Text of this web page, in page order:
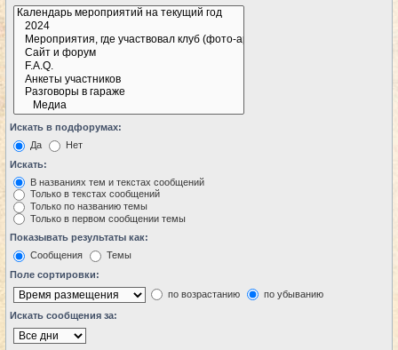
Искать в подфорумах:
Да
Нет
Искать:
В названиях тем и текстах сообщений
Только в текстах сообщений
Только по названию темы
Только в первом сообщении темы
Показывать результаты как:
Сообщения
Темы
Поле сортировки:
по возрастанию
по убыванию
Искать сообщения за: